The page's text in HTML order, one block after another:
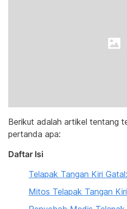
Berikut adalah artikel tentang
pertanda apa:
Daftar Isi
Telapak Tangan Kiri
Mitos Telapak Tangan